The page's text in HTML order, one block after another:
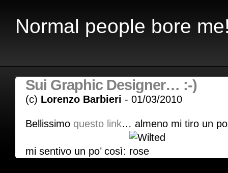
Normal people bore
Sui Graphic Designer… :-)
(c) Lorenzo Barbieri - 01/03/2010
Bellissimo questo link… almeno mi tiro un
mi sentivo un po’ così: